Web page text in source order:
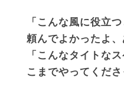
「こんな風に役立
頼んでよかったよ、
「こんなタイトな
こまでやってくださ